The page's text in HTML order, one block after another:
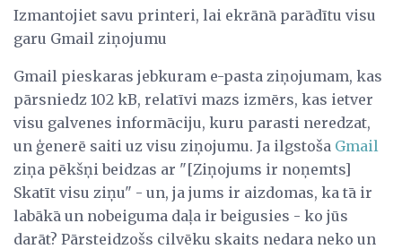
Izmantojiet savu printeri, lai ekrānā parādītu visu
garu Gmail ziņojumu
Gmail pieskaras jebkuram e-pasta ziņojumam, kas
pārsniedz 102 kB, relatīvi mazs izmērs, kas ietver
visu galvenes informāciju, kuru parasti neredzat,
un ģenerē saiti uz visu ziņojumu. Ja ilgstoša Gmail
ziņa pēkšņi beidzas ar "[Ziņojums ir noņemts]
Skatīt visu ziņu" - un, ja jums ir aizdomas, ka tā ir
labākā un nobeiguma daļa ir beigusies - ko jūs
darāt? Pārsteidzošs cilvēku skaits nedara neko un